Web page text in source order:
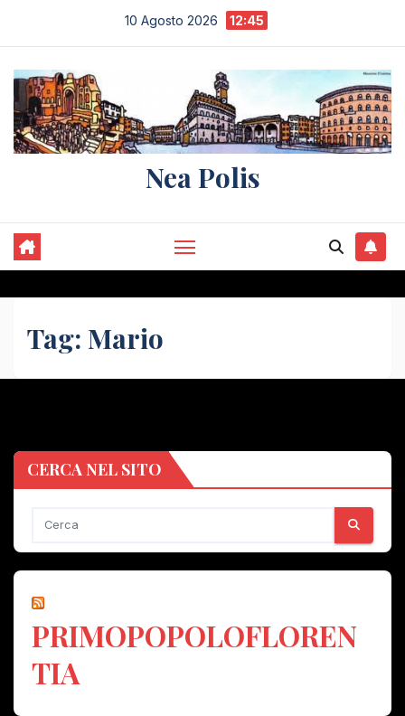
contenuto
10 Agosto 2026 12:45
Nea Polis
Tag: Mario
CERCA NEL SITO
PRIMOPOPOLOFLOREN
TIA